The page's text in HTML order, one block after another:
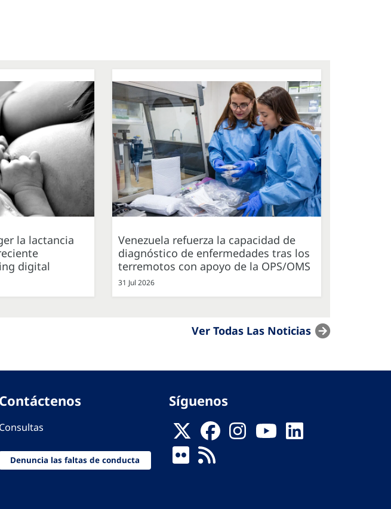
la lactancia
digital
Venezuela refuerza la capacidad de
diagnóstico de enfermedades tras los
terremotos con apoyo de la OPS/OMS
31 Jul 2026
Ver Todas Las Noticias
Contáctenos
Consultas
Denuncia las faltas de conducta
Síguenos